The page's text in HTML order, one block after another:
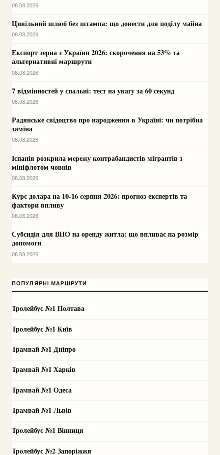
08.08.2026
Цивільний шлюб без штампа: що довести для поділу майна
08.08.2026
Експорт зерна з України 2026: скорочення на 53% та
альтернативні маршрути
08.08.2026
7 відмінностей у спальні: тест на увагу за 60 секунд
08.08.2026
Радянське свідоцтво про народження в Україні: чи потрібна
заміна
08.08.2026
Іспанія розкрила мережу контрабандистів мігрантів з
мініфлотом човнів
08.08.2026
Курс долара на 10-16 серпня 2026: прогноз експертів та
фактори впливу
08.08.2026
Субсидія для ВПО на оренду житла: що впливає на розмір
допомоги
08.08.2026
ПОПУЛЯРНІ МАРШРУТИ
Тролейбус №1 Полтава
Тролейбус №1 Київ
Трамвай №1 Дніпро
Трамвай №1 Харків
Трамвай №1 Одеса
Трамвай №1 Львів
Тролейбус №1 Вінниця
Тролейбус №2 Запоріжжя